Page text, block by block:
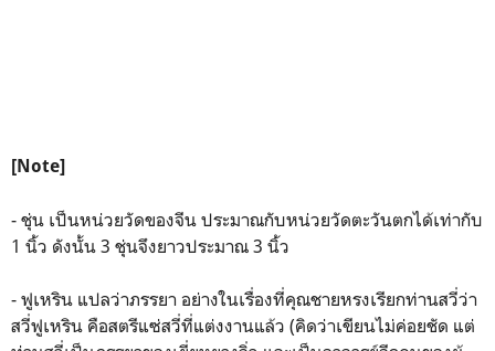
[Note]
- ชุ่น เป็นหน่วยวัดของจีน ประมาณกับหน่วยวัดตะวันตกได้เท่ากับ
1 นิ้ว ดังนั้น 3 ชุ่นจึงยาวประมาณ 3 นิ้ว
- ฟูเหริน แปลว่าภรรยา อย่างในเรื่องที่คุณชายหรงเรียกท่านสวี่ว่า
สวี่ฟูเหริน คือสตรีแซ่สวี่ที่แต่งงานแล้ว (คิดว่าเขียนไม่ค่อยชัด แต่